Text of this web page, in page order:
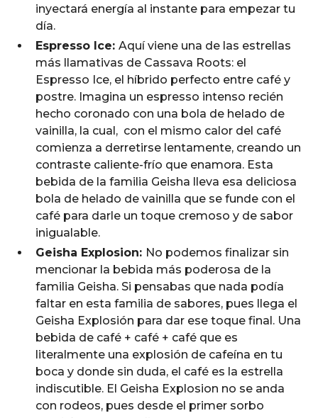
inyectará energía al instante para empezar tu
día.
Espresso Ice:Aquí viene una de las estrellas
más llamativas de Cassava Roots: el
Espresso Ice, el híbrido perfecto entre café y
postre. Imagina un espresso intenso recién
hecho coronado con una bola de helado de
vainilla, la cual, con el mismo calor del café
comienza a derretirse lentamente, creando un
contraste caliente-frío que enamora. Esta
bebida de la familia Geisha lleva esa deliciosa
bola de helado de vainilla que se funde con el
café para darle un toque cremoso y de sabor
inigualable.
Geisha Explosion: No podemos finalizar sin
mencionar la bebida más poderosa de la
familia Geisha. Si pensabas que nada podía
faltar en esta familia de sabores, pues llega el
Geisha Explosión para dar ese toque final. Una
bebida de café + café + café que es
literalmente una explosión de cafeína en tu
boca y donde sin duda, el café es la estrella
indiscutible. El Geisha Explosion no se anda
con rodeos, pues desde el primer sorbo